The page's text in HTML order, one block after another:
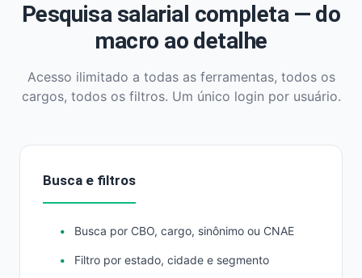
Pesquisa salarial completa — do
macro ao detalhe
Acesso ilimitado a todas as ferramentas, todos os
cargos, todos os filtros. Um único login por usuário.
Busca e filtros
Busca por CBO, cargo, sinônimo ou CNAE
Filtro por estado, cidade e segmento